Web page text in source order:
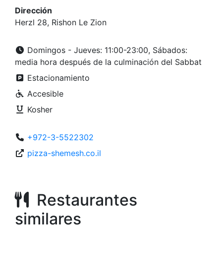
Dirección
Herzl 28, Rishon Le Zion
Domingos - Jueves: 11:00-23:00, Sábados:
media hora después de la culminación del Sabbat
Estacionamiento
Accesible
Kosher
+972-3-5522302
pizza-shemesh.co.il
Restaurantes
similares